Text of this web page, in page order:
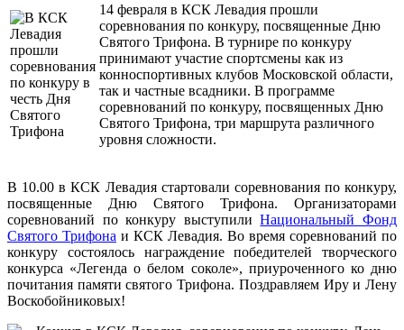
14 февраля в КСК Левадия прошли
соревнования по конкуру, посвященные Дню
Святого Трифона. В турнире по конкуру
принимают участие спортсмены как из
конноспортивных клубов Московской области,
так и частные всадники. В программе
соревнований по конкуру, посвященных Дню
Святого Трифона, три маршрута различного
уровня сложности.
В 10.00 в КСК Левадиястартовали соревнования по конкуру,
посвященные Дню Святого Трифона. Организаторами
соревнований по конкуру выступилиНациональный Фонд
Святого Трифона и КСК Левадия. Во время соревнований по
конкуру состоялось награждение победителей творческого
конкурса «Легенда о белом соколе», приуроченного ко дню
почитания памяти святого Трифона. Поздравляем Иру и Лену
Воскобойниковых!